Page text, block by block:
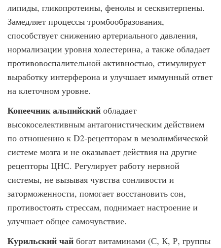
липиды, гликопротеины, фенолы и сесквитерпены.
Замедляет процессы тромбообразования,
способствует снижению артериального давления,
нормализации уровня холестерина, а также обладает
противовоспалительной активностью, стимулирует
выработку интерферона и улучшает иммунный ответ
на клеточном уровне.
Копеечник альпийский обладает
высокоселективным антагонистическим действием
по отношению к D2-рецепторам в мезолимбической
системе мозга и не оказывает действия на другие
рецепторы ЦНС. Регулирует работу нервной
системы, не вызывая чувства сонливости и
заторможенности, помогает восстановить сон,
противостоять стрессам, поднимает настроение и
улучшает общее самочувствие.
Курильский чай богат витаминами (С, К, Р, группы